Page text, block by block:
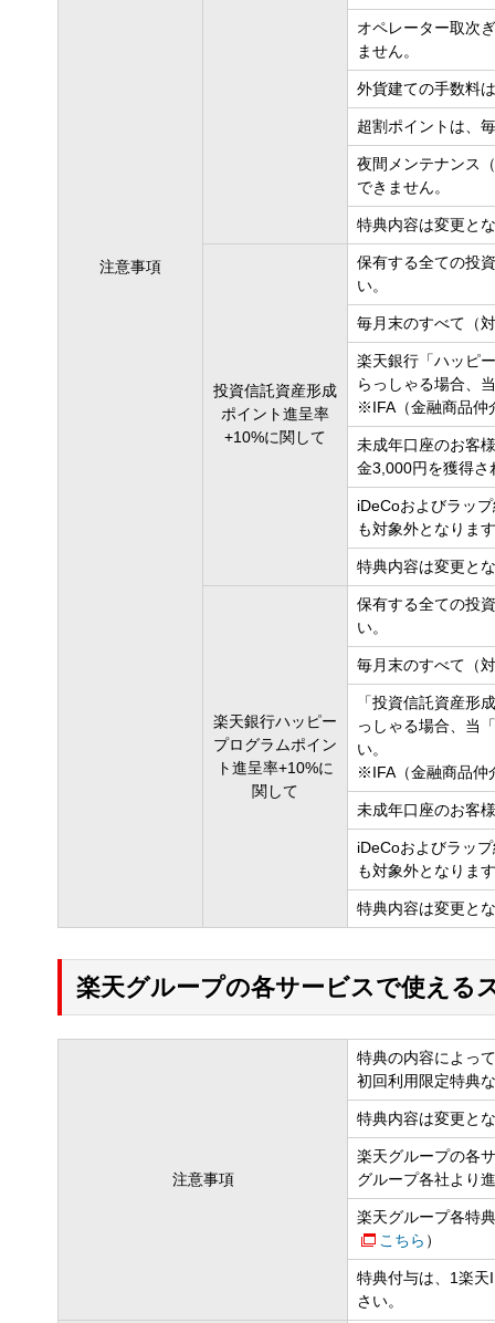
注意事項
オペレーター取次
ません。
外貨建ての手数料
超割ポイントは、
夜間メンテナンス
できません。
特典内容は変更と
投資信託資産形成
ポイント進呈率
+10%に関して
保有する全ての投
い。
毎月末のすべて（
楽天銀行「ハッピ
らっしゃる場合、
※IFA（金融商品仲
未成年口座のお客
金3,000円を獲得さ
iDeCoおよびラッ
も対象外となりま
特典内容は変更と
楽天銀行ハッピー
プログラムポイン
ト進呈率+10%に
関して
保有する全ての投
い。
毎月末のすべて（
「投資信託資産形
っしゃる場合、当
い。
※IFA（金融商品仲
未成年口座のお客
iDeCoおよびラッ
も対象外となりま
特典内容は変更と
楽天グループの各サービスで使える
注意事項
特典の内容によっ
初回利用限定特典
特典内容は変更と
楽天グループの各
グループ各社より
楽天グループ各特
こちら ）
特典付与は、1楽
さい。